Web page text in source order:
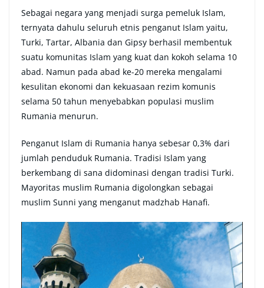
Sebagai negara yang menjadi surga pemeluk Islam,
ternyata dahulu seluruh etnis penganut Islam yaitu,
Turki, Tartar, Albania dan Gipsy berhasil membentuk
suatu komunitas Islam yang kuat dan kokoh selama 10
abad. Namun pada abad ke-20 mereka mengalami
kesulitan ekonomi dan kekuasaan rezim komunis
selama 50 tahun menyebabkan populasi muslim
Rumania menurun.
Penganut Islam di Rumania hanya sebesar 0,3% dari
jumlah penduduk Rumania. Tradisi Islam yang
berkembang di sana didominasi dengan tradisi Turki.
Mayoritas muslim Rumania digolongkan sebagai
muslim Sunni yang menganut madzhab Hanafi.